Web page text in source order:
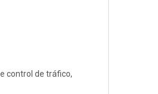
control de tráfico,